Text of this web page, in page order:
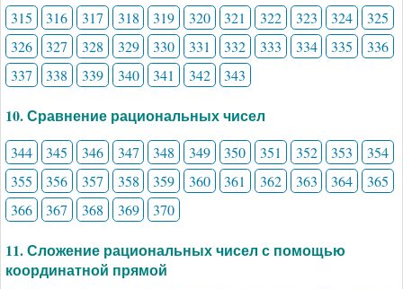
315 316 317 318 319 320 321 322 323 324
325
326
327 328 329 330 331 332 333 334 335
336
337
338 339 340 341 342 343
10. Сравнение рациональных чисел
344 345 346 347 348 349 350 351 352 353
354
355
356 357 358 359 360 361 362 363 364
365
366
367 368 369 370
11. Сложение рациональных чисел с помощью
координатной прямой